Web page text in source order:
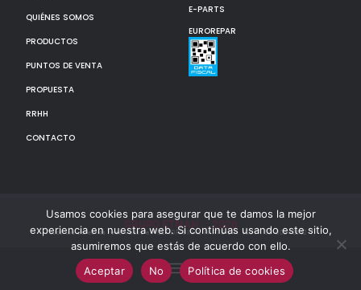
QUIÉNES SOMOS
PRODUCTOS
PUNTOS DE VENTA
PROPUESTA
RRHH
CONTACTO
E-PARTS
EUROREPAR
GRUPO ETMAN : : 2026
Todos los derechos reservados a MULTIORIGINAL PARTS S.A. (CUIT: 30-60142852-7)
Usamos cookies para asegurar que te damos la mejor
experiencia en nuestra web. Si continúas usando este sitio,
asumiremos que estás de acuerdo con ello.
Aceptar
No Política de cookies